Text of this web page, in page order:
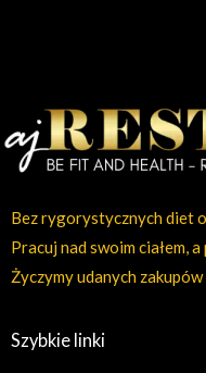
Bez rygorystycznych diet
Pracuj nad swoim ciałem,
Życzymy udanych zakupów
Szybkie linki